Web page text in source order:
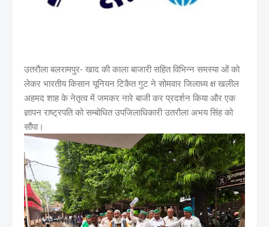
उतरौला बलरामपुर- खाद की काला बाजारी सहित विभिन्न समस्या ओं को
लेकर भारतीय किसान यूनियन टिकैत गुट ने सोमवार जिलाध्य क्ष खलील
अहमद शाह के नेतृत्व में जमकर नारे बाजी कर प्रदर्शन किया और एक
ज्ञापन राष्ट्रपति को सम्बोधित उपजिलाधिकारी उतरौला अभय सिंह को
सौंपा।